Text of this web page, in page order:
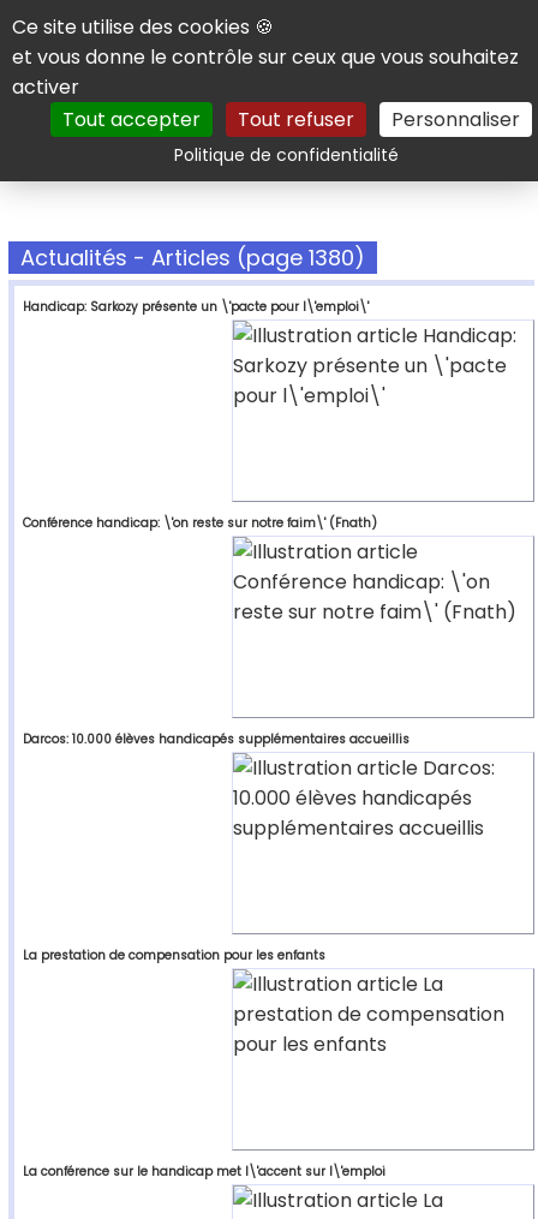
Panneau de gestion des cookies
Ce site utilise des cookies 🍪
et vous donne le contrôle sur ceux que vous souhaitez
activer
Tout accepter
Tout refuser Personnaliser
Politique de confidentialitéRechercher
Actualités - Articles (page 1380)
Handicap: Sarkozy présente un \'pacte pour l\'emploi\'
Conférence handicap: \'on reste sur notre faim\' (Fnath)
Darcos: 10.000 élèves handicapés supplémentaires accueillis
La prestation de compensation pour les enfants
La conférence sur le handicap met l\'accent sur l\'emploi